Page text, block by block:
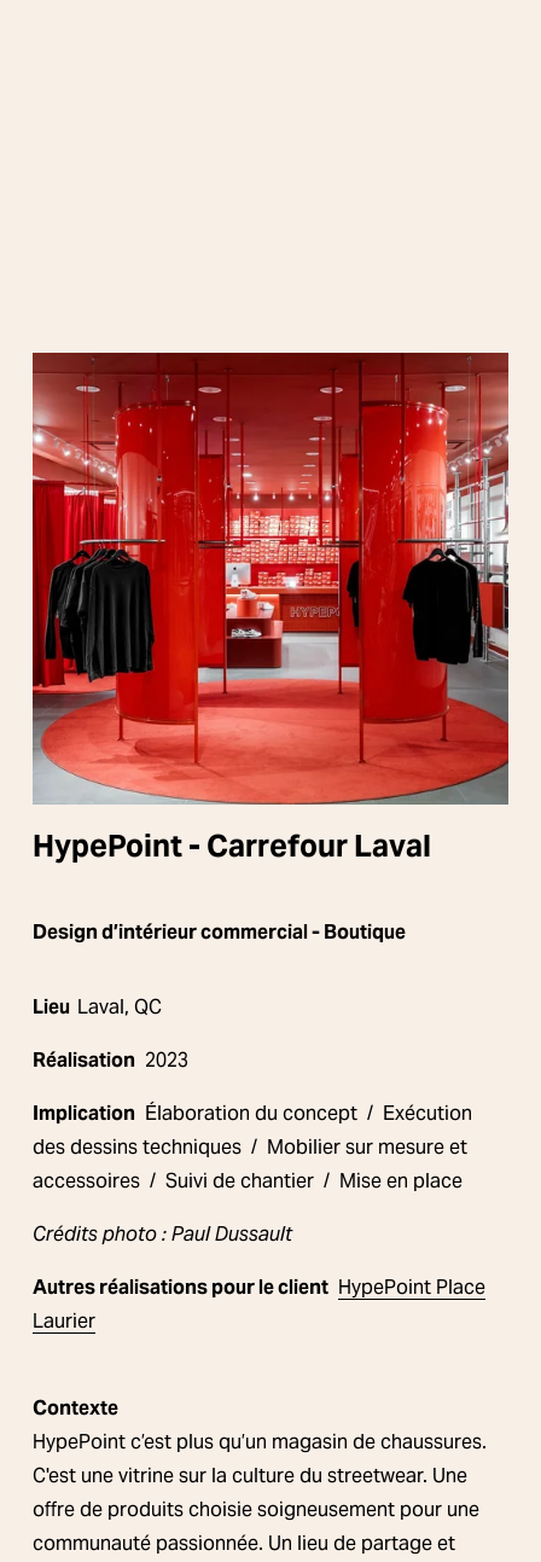
HypePoint - Carrefour Laval
Design d’intérieur commercial - Boutique
Lieu Laval, QC
Réalisation
  2023
Implication Élaboration du concept  /  Exécution
des dessins techniques  /  Mobilier sur mesure et
accessoires  /  Suivi de chantier  /  Mise en place
Crédits photo : Paul Dussault
Autres réalisations pour le client HypePoint Place
Laurier
Contexte
HypePoint c’est plus qu’un magasin de chaussures.
C'est une vitrine sur la culture du streetwear. Une
offre de produits choisie soigneusement pour une
communauté passionnée. Un lieu de partage et